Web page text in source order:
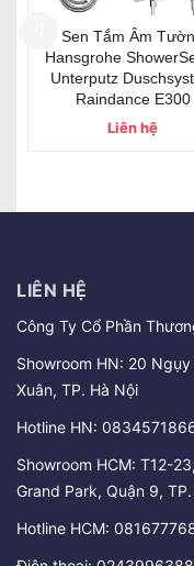
Bộ sen tắm
Hansgrohe
230
Liên
LIÊN HỆ
Công Ty Cổ Phần
Showroom HN: 20
Xuân, TP. Hà Nội
Hotline HN:
Showroom HCM: T12-
Grand Park, Quận 9,
Hotline HCM: